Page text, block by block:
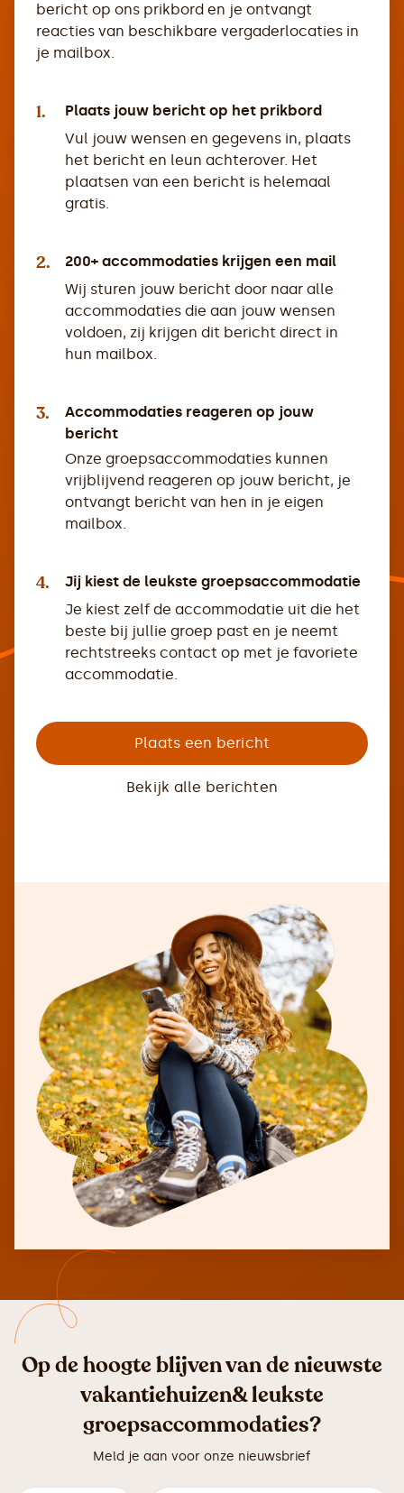
bericht op ons prikbord en je ontvangt
reacties van beschikbare vergaderlocaties in
je mailbox.
1.
Plaats jouw bericht op het prikbord
Vul jouw wensen en gegevens in, plaats
het bericht en leun achterover. Het
plaatsen van een bericht is helemaal
gratis.
2.
200+ accommodaties krijgen een mail
Wij sturen jouw bericht door naar alle
accommodaties die aan jouw wensen
voldoen, zij krijgen dit bericht direct in
hun mailbox.
3.
Accommodaties reageren op jouw
bericht
Onze groepsaccommodaties kunnen
vrijblijvend reageren op jouw bericht, je
ontvangt bericht van hen in je eigen
mailbox.
4.
Jij kiest de leukste groepsaccommodatie
Je kiest zelf de accommodatie uit die het
beste bij jullie groep past en je neemt
rechtstreeks contact op met je favoriete
accommodatie.
Plaats een bericht
Bekijk alle berichten
Op de hoogte blijven van de nieuwste
vakantiehuizen& leukste
groepsaccommodaties?
Meld je aan voor onze nieuwsbrief